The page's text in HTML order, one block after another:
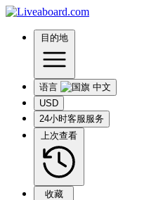
目的地
语言
USD
24小时客服服务
上次查看
收藏